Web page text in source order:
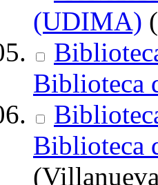
(UDIMA)
Biblioteca
Biblioteca